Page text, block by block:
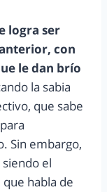
logra ser
con
le dan brío
la sabia
que sabe
Sin embargo,
el
habla de